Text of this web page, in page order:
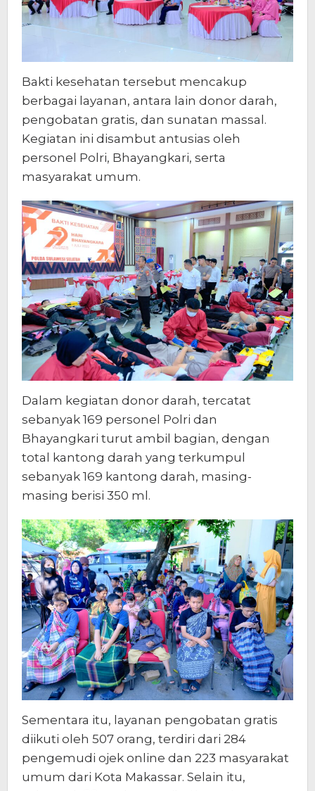
Bakti kesehatan tersebut mencakup
berbagai layanan, antara lain donor darah,
pengobatan gratis, dan sunatan massal.
Kegiatan ini disambut antusias oleh
personel Polri, Bhayangkari, serta
masyarakat umum.
Dalam kegiatan donor darah, tercatat
sebanyak 169 personel Polri dan
Bhayangkari turut ambil bagian, dengan
total kantong darah yang terkumpul
sebanyak 169 kantong darah, masing-
masing berisi 350 ml.
Sementara itu, layanan pengobatan gratis
diikuti oleh 507 orang, terdiri dari 284
pengemudi ojek online dan 223 masyarakat
umum dari Kota Makassar. Selain itu,